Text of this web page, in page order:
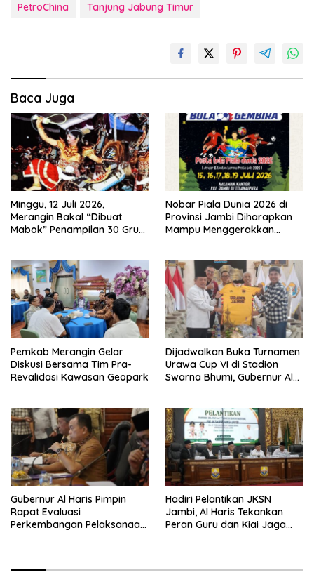
PetroChina Tanjung Jabung Timur
Baca Juga
Minggu, 12 Juli 2026,
Merangin Bakal “Dibuat
Mabok” Penampilan 30 Grup
Nobar Piala Dunia 2026 di
Provinsi Jambi Diharapkan
Mampu Menggerakkan
Pemkab Merangin Gelar
Diskusi Bersama Tim Pra-
Revalidasi Kawasan Geopark
Dijadwalkan Buka Turnamen
Urawa Cup VI di Stadion
Swarna Bhumi, Gubernur Al
Gubernur Al Haris Pimpin
Rapat Evaluasi
Perkembangan Pelaksanaan
Hadiri Pelantikan JKSN
Jambi, Al Haris Tekankan
Peran Guru dan Kiai Jaga